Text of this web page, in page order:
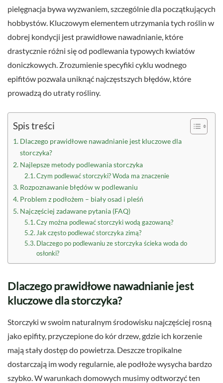
pielęgnacja bywa wyzwaniem, szczególnie dla początkujących
hobbystów. Kluczowym elementem utrzymania tych roślin w
dobrej kondycji jest prawidłowe nawadnianie, które
drastycznie różni się od podlewania typowych kwiatów
doniczkowych. Zrozumienie specyfiki cyklu wodnego
epifitów pozwala uniknąć najczęstszych błędów, które
prowadzą do utraty rośliny.
Spis treści
Dlaczego prawidłowe nawadnianie jest kluczowe dla
storczyka?
Najlepsze metody podlewania storczyka
Czym podlewać storczyki? Woda ma znaczenie
Rozpoznawanie błędów w podlewaniu
Problem z podłożem – biały osad i pleśń
Najczęściej zadawane pytania (FAQ)
Czy można podlewać storczyki wodą gazowaną?
Jak często podlewać storczyka zimą?
Dlaczego po podlewaniu ze storczyka ścieka woda do
osłonki?
Dlaczego prawidłowe nawadnianie jest
kluczowe dla storczyka?
Storczyki w swoim naturalnym środowisku najczęściej rosną
jako epifity, przyczepione do kór drzew, gdzie ich korzenie
mają stały dostęp do powietrza. Deszcze tropikalne
dostarczają im wody regularnie, ale podłoże wysycha bardzo
szybko. W warunkach domowych musimy odtworzyć ten